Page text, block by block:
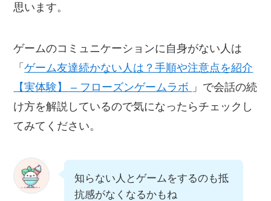
思います。
ゲームのコミュニケーションに自身がない人は
「ゲーム友達続かない人は？手順や注意点を紹介
【実体験】 – フローズンゲームラボ 」で会話の続
け方を解説しているので気になったらチェックし
てみてください。
知らない人とゲームをするのも抵
抗感がなくなるかもね